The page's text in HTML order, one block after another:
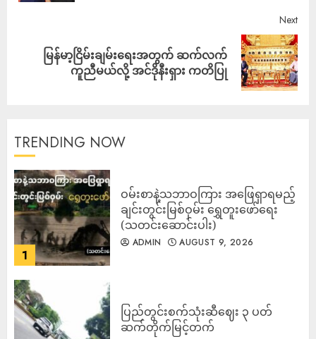
Next
မြန်မာ့ငြိမ်းချမ်းရေးအတွက် ဆက်လက်
ကူညီမယ်လို့ အင်ဒိုနီးရှား ကတိပြု
TRENDING NOW
1
ဝမ်းစာနဲ့သဘာဝကြား အဖြေရှာရမည့်
ချင်းတွင်းမြစ်ဝှမ်း ရွှေတူးဖော်ရေး
(သတင်းဆောင်းပါး)
ADMIN AUGUST 9, 2026
ပြည်တွင်းစက်သုံးဆီဈေး ၃ ပတ်
ဆက်တိုက်မြင့်တက်